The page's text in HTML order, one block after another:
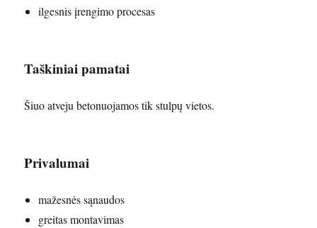
ilgesnis įrengimo procesas
Taškiniai pamatai
Šiuo atveju betonuojamos tik stulpų vietos.
Privalumai
mažesnės sąnaudos
greitas montavimas